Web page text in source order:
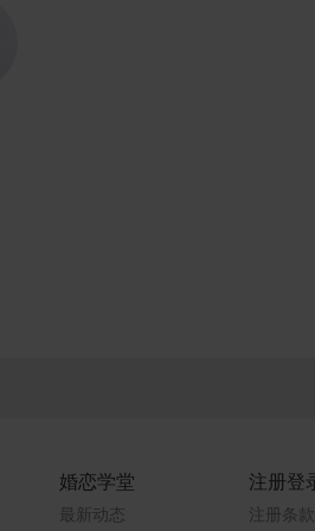
婚恋学堂
最新动态
注册登
注册条款